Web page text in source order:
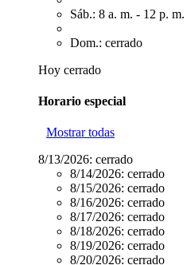
Sáb.: 8 a. m. - 12 p. m.
Dom.: cerrado
Hoy cerrado
Horario especial
Mostrar todas
8/13/2026: cerrado
8/14/2026: cerrado
8/15/2026: cerrado
8/16/2026: cerrado
8/17/2026: cerrado
8/18/2026: cerrado
8/19/2026: cerrado
8/20/2026: cerrado